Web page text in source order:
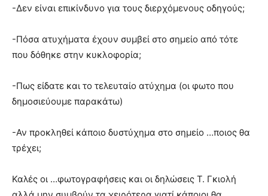
-Δεν είναι επικίνδυνο για τους διερχόμενους οδηγούς;
-Πόσα ατυχήματα έχουν συμβεί στο σημείο από τότε
που δόθηκε στην κυκλοφορία;
-Πως είδατε και το τελευταίο ατύχημα (οι φωτο που
δημοσιεύουμε παρακάτω)
-Αν προκληθεί κάποιο δυστύχημα στο σημείο …ποιος θα
τρέχει;
Καλές οι …φωτογραφήσεις και οι δηλώσεις Τ. Γκιολή